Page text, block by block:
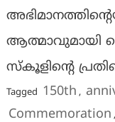
ആത്മാവുമായി
സ്‌കൂളിന്റെ
Tagged 150th ,
Commemoration ,